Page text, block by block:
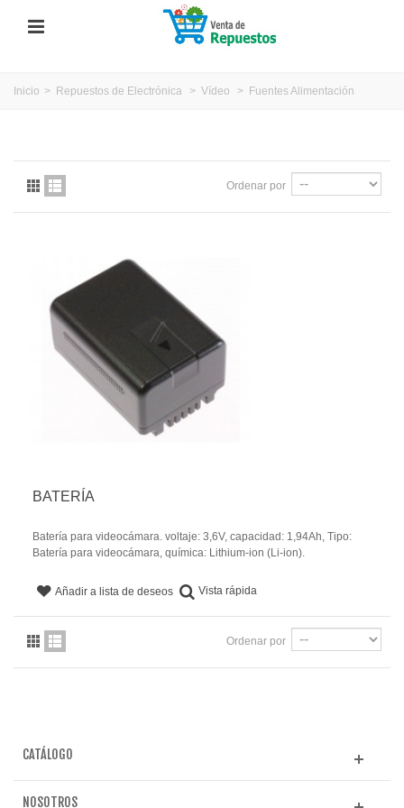
Inicio > Repuestos de Electrónica > Vídeo > Fuentes Alimentación
Ordenar por
BATERÍA
Batería para videocámara. voltaje: 3,6V, capacidad: 1,94Ah, Tipo:
Batería para videocámara, química: Lithium-ion (Li-ion).
Añadir a lista de deseos Vista rápida
Ordenar por
CATÁLOGO
NOSOTROS